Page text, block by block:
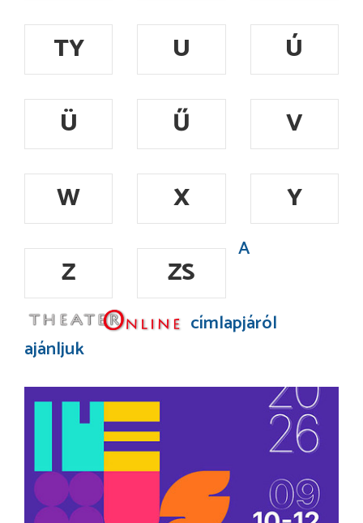
TY
U
Ú
Ü
Ű
V
W
X
Y
Z
ZS
A
címlapjáról
ajánljuk